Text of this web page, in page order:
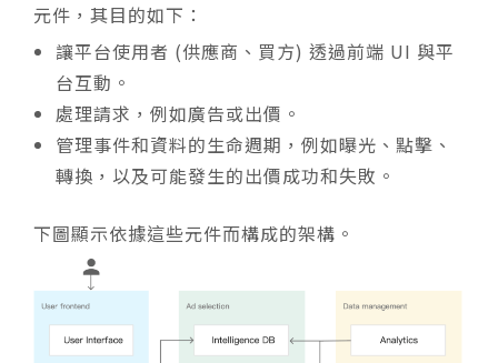
元件，其目的如下：
讓平台使用者 (供應商、買方) 透過前端 UI 與平
台互動。
處理請求，例如廣告或出價。
管理事件和資料的生命週期，例如曝光、點擊、
轉換，以及可能發生的出價成功和失敗。
下圖顯示依據這些元件而構成的架構。